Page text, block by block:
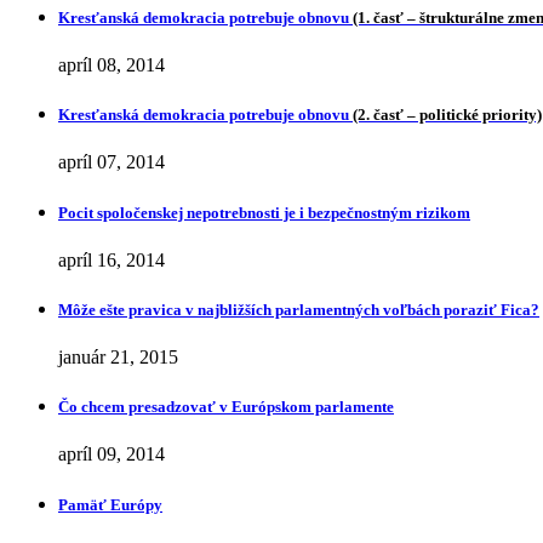
Kresťanská demokracia potrebuje obnovu (1. časť – štrukturálne
apríl 08, 2014
Kresťanská demokracia potrebuje obnovu (2. časť – politické priority)
apríl 07, 2014
Pocit spoločenskej nepotrebnosti je i bezpečnostným rizikom
apríl 16, 2014
Môže ešte pravica v najbližších parlamentných voľbách poraziť Fica?
január 21, 2015
Čo chcem presadzovať v Európskom parlamente
apríl 09, 2014
Pamäť Európy